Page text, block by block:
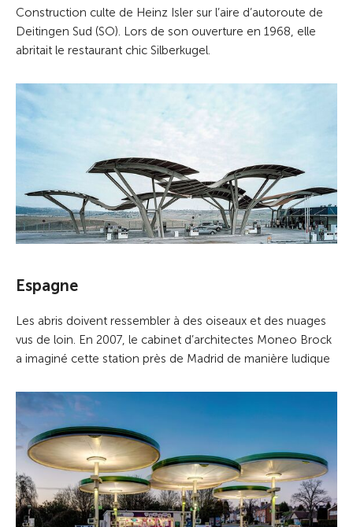
Construction culte de Heinz Isler sur l’aire d’autoroute de
Deitingen Sud (SO). Lors de son ouverture en 1968, elle
abritait le restaurant chic Silberkugel.
Espagne
Les abris doivent ressembler à des oiseaux et des nuages
vus de loin. En 2007, le cabinet d’architectes Moneo Brock
a imaginé cette station près de Madrid de manière ludique